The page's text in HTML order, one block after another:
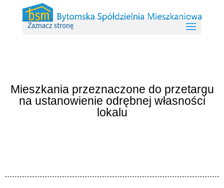
Zaznacz stronę
Mieszkania przeznaczone do przetargu
na ustanowienie odrębnej własności
lokalu